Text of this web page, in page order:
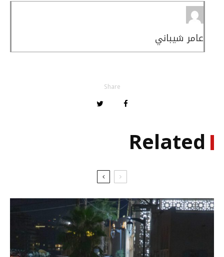
عامر شيباني
Share
Related